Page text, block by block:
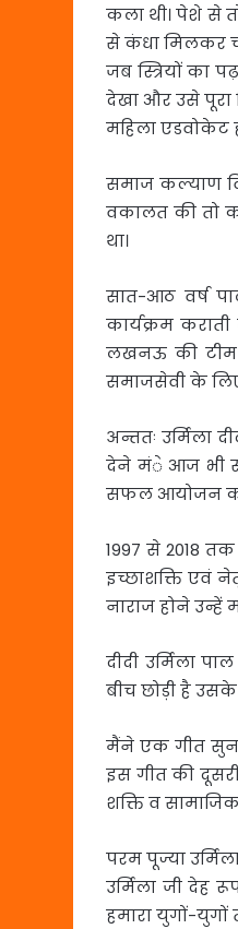
कला थी। पेशे से
से कंधा मिलकर
जब स्त्रियों का
देखा और उसे
महिला एडवोकेट
समाज कल्याण
वकालत की तो
था।
सात-आठ वर्ष
कार्यक्रम
लखनऊ की टीम
समाजसेवी के लिए
अन्ततः उर्मिला
देने मंे आज भी
सफल आयोजन कर
1997 से 2018
इच्छाशक्ति एवं
नाराज होने उन्हें
दीदी उर्मिला
बीच छोड़ी है
मैंने एक गीत
इस गीत की
शक्ति व
परम पूज्या
उर्मिला जी देह
हमारा युगों-युगों